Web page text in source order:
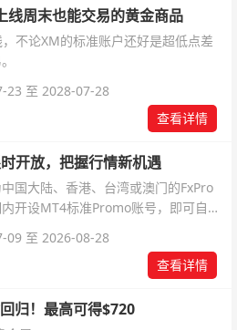
线周末也能交易的黄金商品
不论XM的标准账户还好是超低点差
23 至 2028-07-28
查看详情
开放，把握行情新机遇
国大陆、香港、台湾或澳门的FxPro
开设MT4标准Promo账号，即可自动
09 至 2026-08-28
查看详情
归！最高可得$720